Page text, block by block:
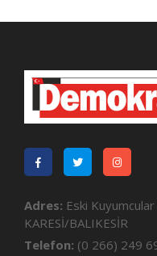
Adres: Eski
KARESİ/BALIKESİR
Telefon: (0 266) 249